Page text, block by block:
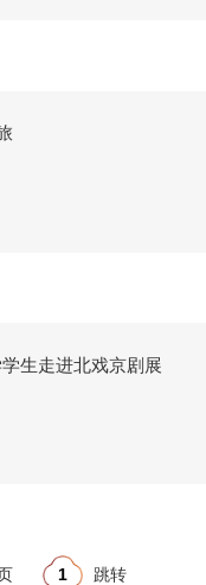
生走进北戏京剧展
跳转